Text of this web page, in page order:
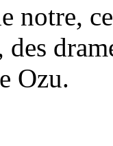
notre,
des
Ozu.